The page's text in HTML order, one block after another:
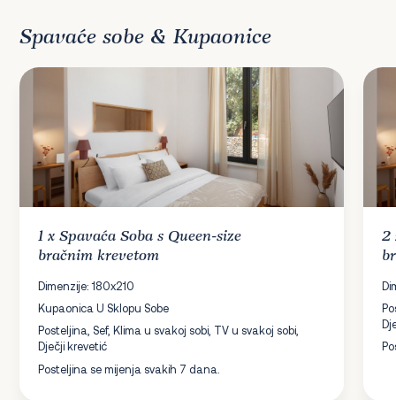
Spavaće sobe & Kupaonice
1 xSpavaća Sobas Queen-size
bračnim krevetom
Dimenzije: 180x210
Kupaonica U Sklopu Sobe
Posteljina, Sef, Klima u svakoj sobi, TV u svakoj sobi,
Dječji krevetić
Posteljina se mijenja svakih 7 dana.
2